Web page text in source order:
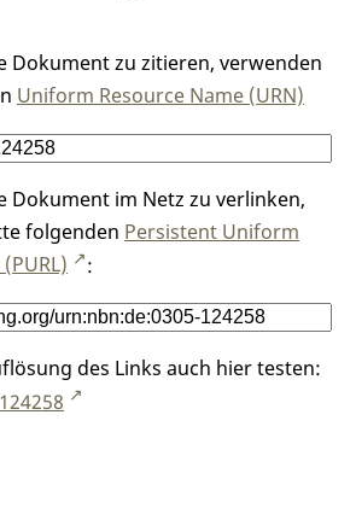
Dokument zu zitieren, verwenden
Uniform Resource Name (URN)
Dokument im Netz zu verlinken,
folgenden Persistent Uniform
:
des Links auch hier testen: